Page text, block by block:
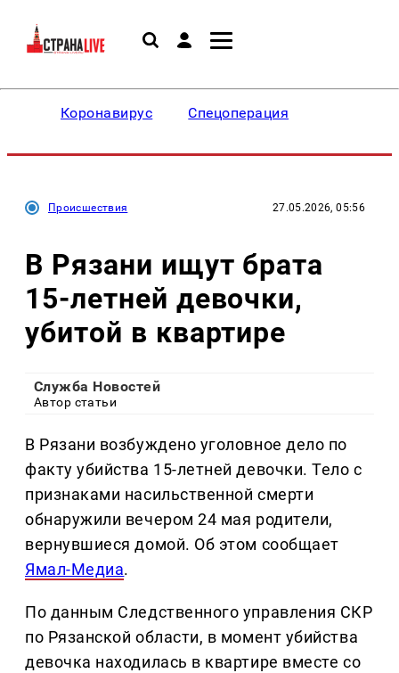
Коронавирус Спецоперация
Происшествия 27.05.2026, 05:56
В Рязани ищут брата
15-летней девочки,
убитой в квартире
Служба Новостей
Автор статьи
В Рязани возбуждено уголовное дело по
факту убийства 15-летней девочки. Тело с
признаками насильственной смерти
обнаружили вечером 24 мая родители,
вернувшиеся домой. Об этом сообщает
Ямал-Медиа.
По данным Следственного управления СКР
по Рязанской области, в момент убийства
девочка находилась в квартире вместе со